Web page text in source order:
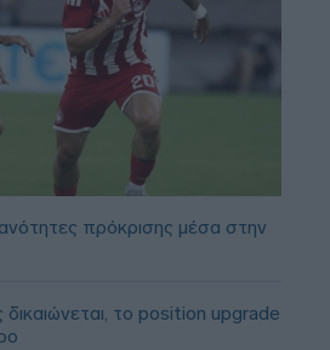
πρόκρισης μέσα στην
το position upgrade